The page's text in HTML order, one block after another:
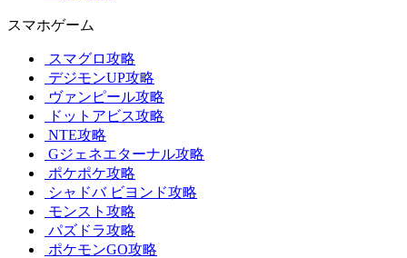
スマホゲーム
スマグロ攻略
デジモンUP攻略
ヴァンピール攻略
ドットアビス攻略
NTE攻略
Gジェネエターナル攻略
ポケポケ攻略
シャドバ ビヨンド攻略
モンスト攻略
パズドラ攻略
ポケモンGO攻略